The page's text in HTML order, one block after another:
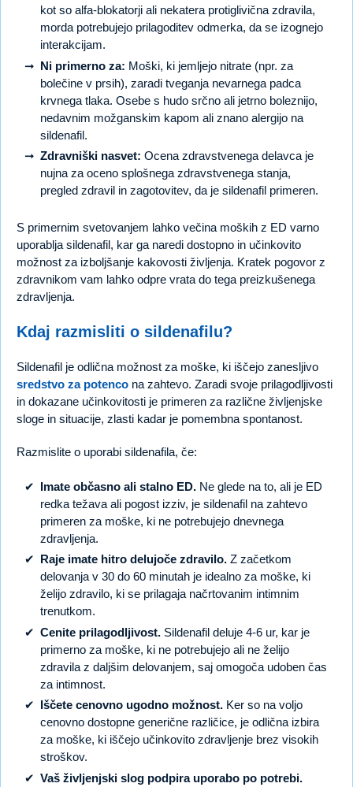
kot so alfa-blokatorji ali nekatera protiglivična zdravila,
morda potrebujejo prilagoditev odmerka, da se izognejo
interakcijam.
Ni primerno za: Moški, ki jemljejo nitrate (npr. za
bolečine v prsih), zaradi tveganja nevarnega padca
krvnega tlaka. Osebe s hudo srčno ali jetrno boleznijo,
nedavnim možganskim kapom ali znano alergijo na
sildenafil.
Zdravniški nasvet: Ocena zdravstvenega delavca je
nujna za oceno splošnega zdravstvenega stanja,
pregled zdravil in zagotovitev, da je sildenafil primeren.
S primernim svetovanjem lahko večina moških z ED varno
uporablja sildenafil, kar ga naredi dostopno in učinkovito
možnost za izboljšanje kakovosti življenja. Kratek pogovor z
zdravnikom vam lahko odpre vrata do tega preizkušenega
zdravljenja.
Kdaj razmisliti o sildenafilu?
Sildenafil je odlična možnost za moške, ki iščejo zanesljivo
sredstvo za potenco na zahtevo. Zaradi svoje prilagodljivosti
in dokazane učinkovitosti je primeren za različne življenjske
sloge in situacije, zlasti kadar je pomembna spontanost.
Razmislite o uporabi sildenafila, če:
Imate občasno ali stalno ED. Ne glede na to, ali je ED
redka težava ali pogost izziv, je sildenafil na zahtevo
primeren za moške, ki ne potrebujejo dnevnega
zdravljenja.
Raje imate hitro delujoče zdravilo. Z začetkom
delovanja v 30 do 60 minutah je idealno za moške, ki
želijo zdravilo, ki se prilagaja načrtovanim intimnim
trenutkom.
Cenite prilagodljivost. Sildenafil deluje 4-6 ur, kar je
primerno za moške, ki ne potrebujejo ali ne želijo
zdravila z daljšim delovanjem, saj omogoča udoben čas
za intimnost.
Iščete cenovno ugodno možnost. Ker so na voljo
cenovno dostopne generične različice, je odlična izbira
za moške, ki iščejo učinkovito zdravljenje brez visokih
stroškov.
Vaš življenjski slog podpira uporabo po potrebi.